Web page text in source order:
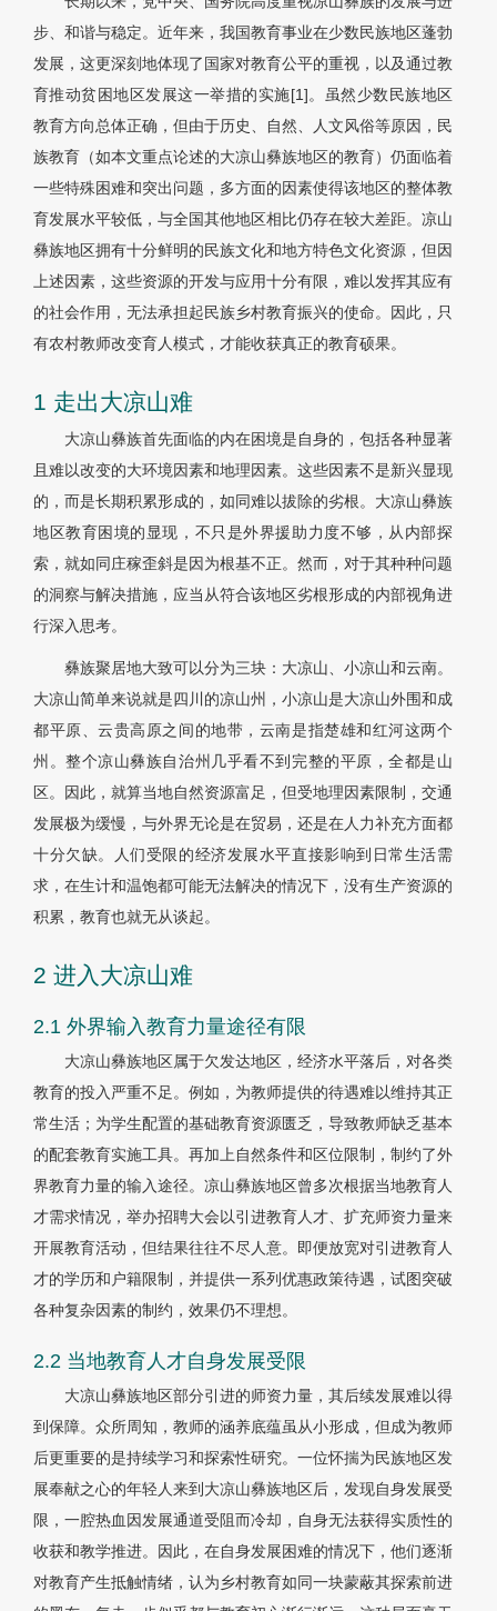
步、和谐与稳定。近年来，我国教育事业在少数民族地区蓬勃
发展，这更深刻地体现了国家对教育公平的重视，以及通过教
育推动贫困地区发展这一举措的实施[1]。虽然少数民族地区
教育方向总体正确，但由于历史、自然、人文风俗等原因，民
族教育（如本文重点论述的大凉山彝族地区的教育）仍面临着
一些特殊困难和突出问题，多方面的因素使得该地区的整体教
育发展水平较低，与全国其他地区相比仍存在较大差距。凉山
彝族地区拥有十分鲜明的民族文化和地方特色文化资源，但因
上述因素，这些资源的开发与应用十分有限，难以发挥其应有
的社会作用，无法承担起民族乡村教育振兴的使命。因此，只
有农村教师改变育人模式，才能收获真正的教育硕果。
1 走出大凉山难
大凉山彝族首先面临的内在困境是自身的，包括各种显著
且难以改变的大环境因素和地理因素。这些因素不是新兴显现
的，而是长期积累形成的，如同难以拔除的劣根。大凉山彝族
地区教育困境的显现，不只是外界援助力度不够，从内部探
索，就如同庄稼歪斜是因为根基不正。然而，对于其种种问题
的洞察与解决措施，应当从符合该地区劣根形成的内部视角进
行深入思考。
彝族聚居地大致可以分为三块：大凉山、小凉山和云南。
大凉山简单来说就是四川的凉山州，小凉山是大凉山外围和成
都平原、云贵高原之间的地带，云南是指楚雄和红河这两个
州。整个凉山彝族自治州几乎看不到完整的平原，全都是山
区。因此，就算当地自然资源富足，但受地理因素限制，交通
发展极为缓慢，与外界无论是在贸易，还是在人力补充方面都
十分欠缺。人们受限的经济发展水平直接影响到日常生活需
求，在生计和温饱都可能无法解决的情况下，没有生产资源的
积累，教育也就无从谈起。
2 进入大凉山难
2.1 外界输入教育力量途径有限
大凉山彝族地区属于欠发达地区，经济水平落后，对各类
教育的投入严重不足。例如，为教师提供的待遇难以维持其正
常生活；为学生配置的基础教育资源匮乏，导致教师缺乏基本
的配套教育实施工具。再加上自然条件和区位限制，制约了外
界教育力量的输入途径。凉山彝族地区曾多次根据当地教育人
才需求情况，举办招聘大会以引进教育人才、扩充师资力量来
开展教育活动，但结果往往不尽人意。即便放宽对引进教育人
才的学历和户籍限制，并提供一系列优惠政策待遇，试图突破
各种复杂因素的制约，效果仍不理想。
2.2 当地教育人才自身发展受限
大凉山彝族地区部分引进的师资力量，其后续发展难以得
到保障。众所周知，教师的涵养底蕴虽从小形成，但成为教师
后更重要的是持续学习和探索性研究。一位怀揣为民族地区发
展奉献之心的年轻人来到大凉山彝族地区后，发现自身发展受
限，一腔热血因发展通道受阻而冷却，自身无法获得实质性的
收获和教学推进。因此，在自身发展困难的情况下，他们逐渐
对教育产生抵触情绪，认为乡村教育如同一块蒙蔽其探索前进